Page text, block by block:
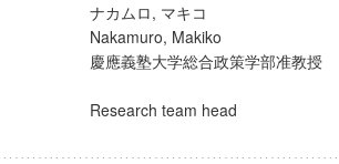
ナカムロ, マキコ
Nakamuro, Makiko
慶應義塾大学総合政策学部准教
Research team head